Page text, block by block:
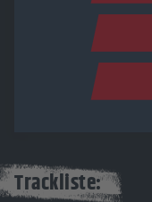
Trackliste: